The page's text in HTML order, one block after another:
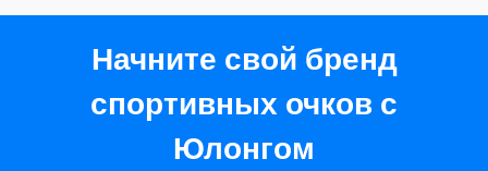
Начните свой бренд
спортивных очков с
Юлонгом